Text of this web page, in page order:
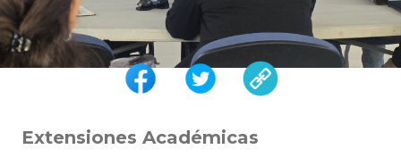
Extensiones Académicas